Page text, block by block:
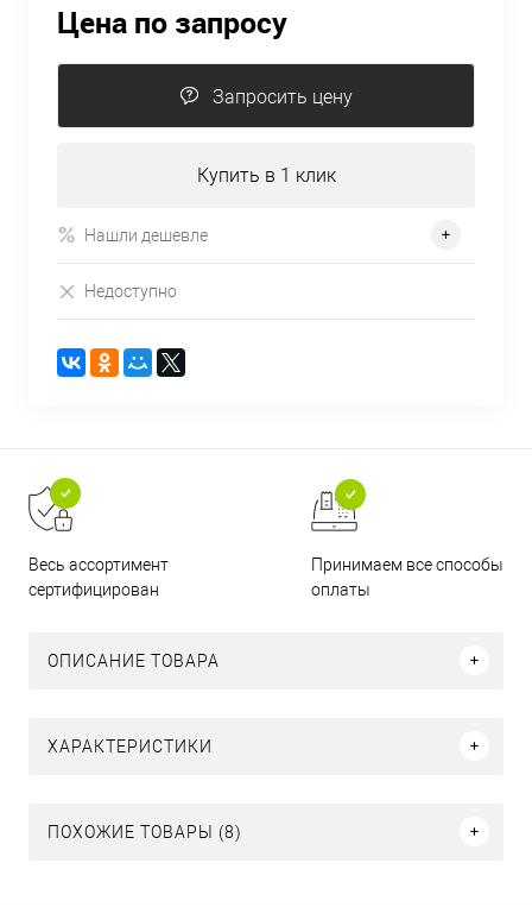
Цена по запросу
Запросить цену
Купить в 1 клик
Нашли дешевле
Недоступно
Весь ассортимент
сертифицирован
Принимаем все способы
оплаты
ОПИСАНИЕ ТОВАРА
ХАРАКТЕРИСТИКИ
ПОХОЖИЕ ТОВАРЫ (8)